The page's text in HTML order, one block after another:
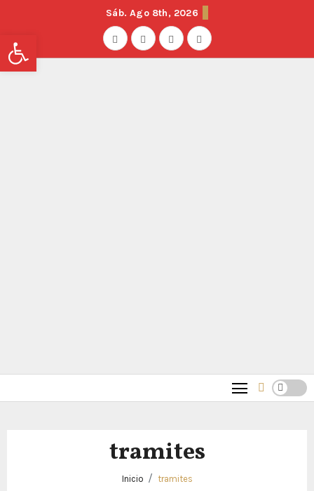
Sáb. Ago 8th, 2026
tramites
Inicio tramites
Abrir barra de herramientas